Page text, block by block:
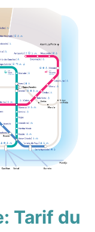
Tarif du